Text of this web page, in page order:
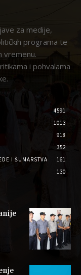
za medije,
programa te
vremenu.
i pohvalama
4591
1013
918
352
I ŠUMARSTVA
161
130